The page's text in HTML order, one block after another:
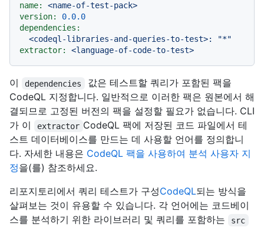
name:
<name-of-test-pack>
version:
0.0.0
dependencies:
<codeql-libraries-and-queries-to-test>:
"*"
extractor:
<language-of-code-to-test>
이 dependencies
값은 테스트할 쿼리가 포함된 팩을
CodeQL 지정합니다. 일반적으로 이러한 팩은 원본에서 해
결되므로 고정된 버전의 팩을 설정할 필요가 없습니다. CLI
가 이
extractor CodeQL 팩에 저장된 코드 파일에서 테
스트 데이터베이스를 만드는 데 사용할 언어를 정의합니
다. 자세한 내용은 CodeQL 팩을 사용하여 분석 사용자 지
정을(를) 참조하세요.
리포지토리에서 쿼리 테스트가 구성CodeQL되는 방식을
살펴보는 것이 유용할 수 있습니다. 각 언어에는 코드베이
스를 분석하기 위한 라이브러리 및 쿼리를 포함하는
src